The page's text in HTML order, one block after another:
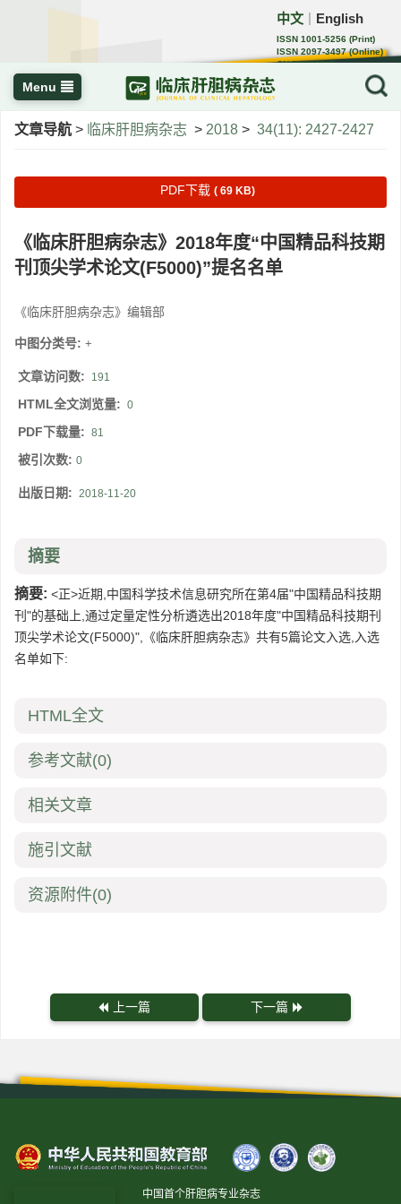
中文 English
ISSN 1001-5256 (Print)
ISSN 2097-3497 (Online)
CN 22-1108/R
Menu
文章导航 > 临床肝胆病杂志 > 2018 > 34(11): 2427-2427
PDF下载 ( 69 KB)
《临床肝胆病杂志》2018年度“中国精品科技期
刊顶尖学术论文(F5000)”提名名单
《临床肝胆病杂志》编辑部
中图分类号: +
文章访问数: 191
HTML全文浏览量: 0
PDF下载量: 81
被引次数: 0
出版日期: 2018-11-20
摘要
摘要: <正>近期,中国科学技术信息研究所在第4届"中国精品科技期
刊"的基础上,通过定量定性分析遴选出2018年度"中国精品科技期刊
顶尖学术论文(F5000)",《临床肝胆病杂志》共有5篇论文入选,入选
名单如下:
HTML全文
参考文献(0)
相关文章
施引文献
资源附件(0)
上一篇 下一篇
中国首个肝胆病专业杂志